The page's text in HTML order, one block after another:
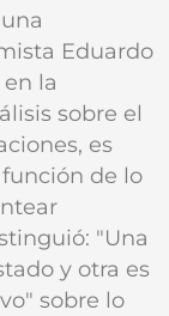
Eduardo
la
sobre el
es
de lo
"Una
y otra es
sobre lo